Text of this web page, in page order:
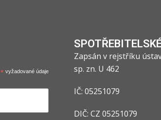
*vyžadované údaje
Zapsán v rejstříku
sp. zn. U 462
IČ: 05251079
DIČ: CZ 05251079